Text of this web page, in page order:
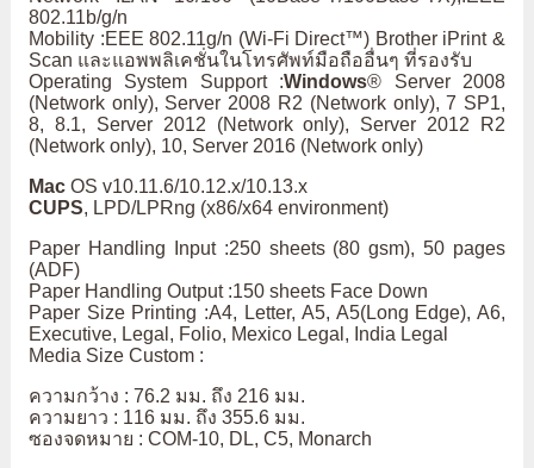
802.11b/g/n
Mobility :EEE 802.11g/n (Wi-Fi Direct™) Brother iPrint &
Scan และแอพพลิเคชั่นในโทรศัพท์มือถืออื่นๆ ที่รองรับ
Operating System Support :Windows® Server 2008
(Network only), Server 2008 R2 (Network only), 7 SP1,
8, 8.1, Server 2012 (Network only), Server 2012 R2
(Network only), 10, Server 2016 (Network only)
Mac OS v10.11.6/10.12.x/10.13.x
CUPS, LPD/LPRng (x86/x64 environment)
Paper Handling Input :250 sheets (80 gsm), 50 pages
(ADF)
Paper Handling Output :150 sheets Face Down
Paper Size Printing :A4, Letter, A5, A5(Long Edge), A6,
Executive, Legal, Folio, Mexico Legal, India Legal
Media Size Custom :
ความกว้าง : 76.2 มม. ถึง 216 มม.
ความยาว : 116 มม. ถึง 355.6 มม.
ซองจดหมาย : COM-10, DL, C5, Monarch